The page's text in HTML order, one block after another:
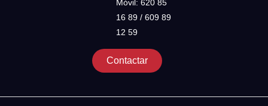
Móvil: 620 85
16 89 / 609 89
12 59
Contactar